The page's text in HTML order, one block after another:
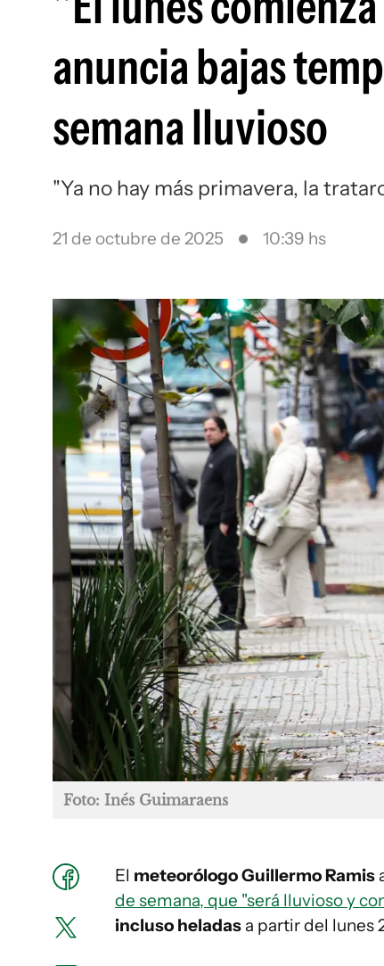
anuncia bajas
semana lluvioso
"Ya no hay más primavera, la
21 de octubre de 2025 10:39 hs
Foto: Inés Guimaraens
El meteorólogo Guillermo Ramis
de semana, que "será lluvioso y
incluso heladas a partir del lunes